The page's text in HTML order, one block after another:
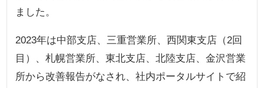
ました。
2023年は中部支店、三重営業所、西関東支店（2回
目）、札幌営業所、東北支店、北陸支店、金沢営業
所から改善報告がなされ、社内ポータルサイトで紹